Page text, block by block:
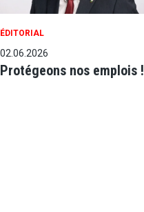
ÉDITORIAL
02.06.2026
Protégeons nos emplois !